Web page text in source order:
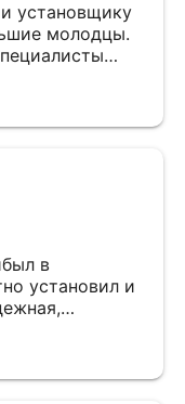
установщику
молодцы.
нет слов.
установил и
с
скидки Не